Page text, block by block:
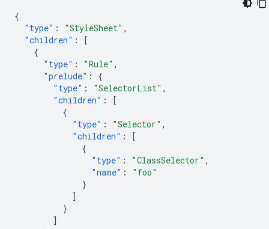
{
"type" : "StyleSheet" ,
"children" :
[
{
"type" : "Rule" ,
"prelude" :
{
"type" : "SelectorList" ,
"children" :
[
{
"type" : "Selector" ,
"children" :
[
{
"type" : "ClassSelector" ,
"name" :
"foo"
}
]
}
]